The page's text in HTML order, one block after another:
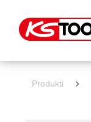
Produkti